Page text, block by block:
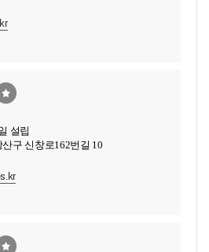
설립
구 신창로162번길 10